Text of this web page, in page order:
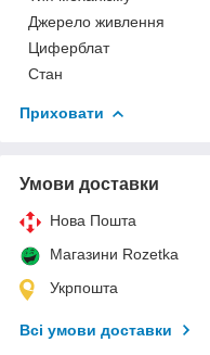
Джерело живлення
Циферблат
Стан
Приховати
Умови доставки
Нова Пошта
Магазини Rozetka
Укрпошта
Всі умови доставки